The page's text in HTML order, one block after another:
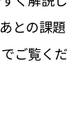
との課題
ご覧くだ